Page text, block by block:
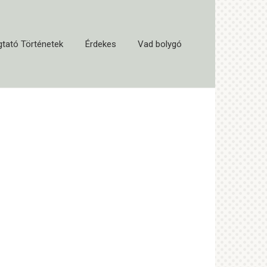
Történetek Érdekes Vad bolygó